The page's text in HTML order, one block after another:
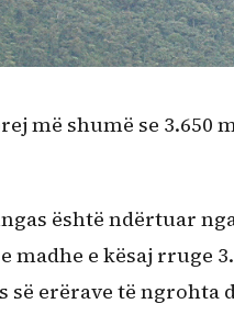
më shumë se 3.650
është ndërtuar
madhe e kësaj rruge
së erërave të ngrohta